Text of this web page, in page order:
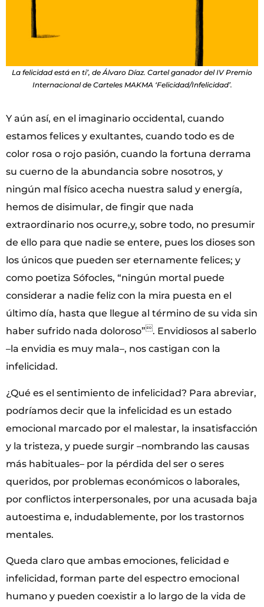
La felicidad está en ti’, de Álvaro Díaz. Cartel ganador del IV Premio
Internacional de Carteles MAKMA ‘Felicidad/Infelicidad’.
Y aún así, en el imaginario occidental, cuando
estamos felices y exultantes, cuando todo es de
color rosa o rojo pasión, cuando la fortuna derrama
su cuerno de la abundancia sobre nosotros, y
ningún mal físico acecha nuestra salud y energía,
hemos de disimular, de fingir que nada
extraordinario nos ocurre,y, sobre todo, no presumir
de ello para que nadie se entere, pues los dioses son
los únicos que pueden ser eternamente felices; y
como poetiza Sófocles, “ningún mortal puede
considerar a nadie feliz con la mira puesta en el
último día, hasta que llegue al término de su vida sin
haber sufrido nada doloroso”. Envidiosos al saberlo
–la envidia es muy mala–, nos castigan con la
infelicidad.
¿Qué es el sentimiento de infelicidad? Para abreviar,
podríamos decir que la infelicidad es un estado
emocional marcado por el malestar, la insatisfacción
y la tristeza, y puede surgir –nombrando las causas
más habituales– por la pérdida del ser o seres
queridos, por problemas económicos o laborales,
por conflictos interpersonales, por una acusada baja
autoestima e, indudablemente, por los trastornos
mentales.
Queda claro que ambas emociones, felicidad e
infelicidad, forman parte del espectro emocional
humano y pueden coexistir a lo largo de la vida de